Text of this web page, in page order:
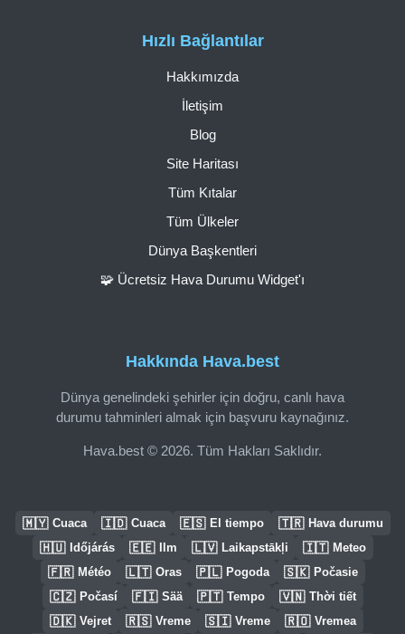
Hakkında Hava.best
Dünya genelindeki şehirler için doğru, canlı hava
durumu tahminleri almak için başvuru kaynağınız.
Hava.best © 2026. Tüm Hakları Saklıdır.
Hızlı Bağlantılar
Hakkımızda
İletişim
Blog
Site Haritası
Tüm Kıtalar
Tüm Ülkeler
Dünya Başkentleri
🧩 Ücretsiz Hava Durumu Widget'ı
🇲🇾 Cuaca 🇮🇩 Cuaca 🇪🇸 El tiempo 🇹🇷 Hava durumu
🇭🇺 Időjárás 🇪🇪 Ilm 🇱🇻 Laikapstākļi 🇮🇹 Meteo
🇫🇷 Météo 🇱🇹 Oras 🇵🇱 Pogoda 🇸🇰 Počasie
🇨🇿 Počasí 🇫🇮 Sää 🇵🇹 Tempo 🇻🇳 Thời tiết
🇩🇰 Vejret 🇷🇸 Vreme 🇸🇮 Vreme 🇷🇴 Vremea